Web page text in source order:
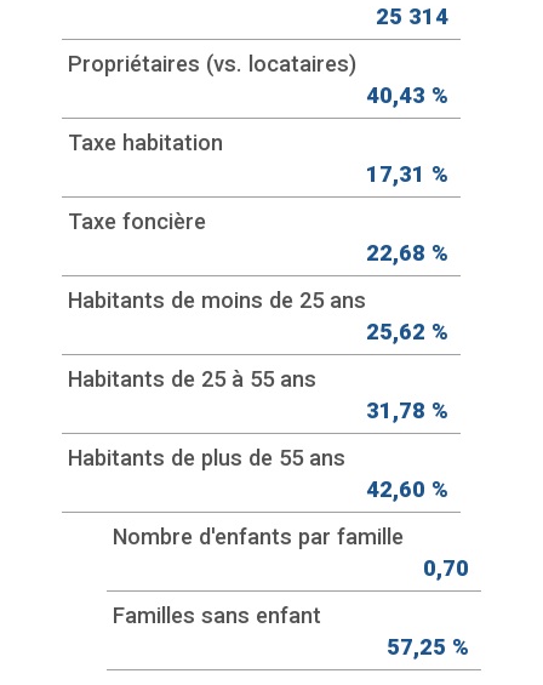
25 314
Propriétaires (vs. locataires)
40,43 %
Taxe habitation
17,31 %
Taxe foncière
22,68 %
Habitants de moins de 25 ans
25,62 %
Habitants de 25 à 55 ans
31,78 %
Habitants de plus de 55 ans
42,60 %
Nombre d'enfants par famille
0,70
Familles sans enfant
57,25 %